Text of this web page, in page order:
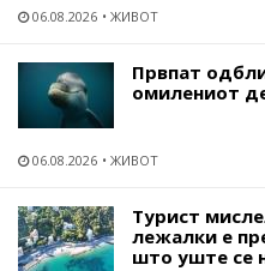
06.08.2026 ЖИВОТ
Првпат
омилениот
06.08.2026 ЖИВОТ
Турист
лежалки е
што уште се